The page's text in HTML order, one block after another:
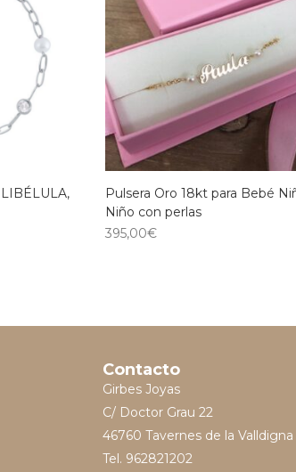
Pulsera Oro 18kt para Bebé
Niño con perlas
395,00€
Contacto
Girbes Joyas
C/ Doctor Grau 22
46760 Tavernes de la Valldigna
Tel. 962821202